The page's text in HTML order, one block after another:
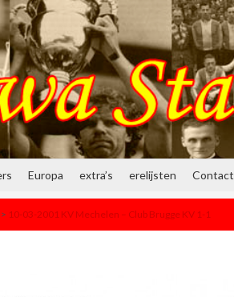
Europa extra’s erelijsten Contact
> 10-03-2001 KV Mechelen – Club Brugge KV 1-1